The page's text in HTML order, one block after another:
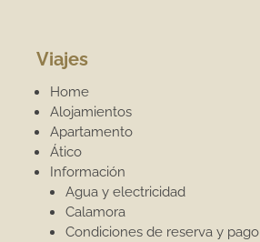
Viajes
Home
Alojamientos
Apartamento
Ático
Información
Agua y electricidad
Calamora
Condiciones de reserva y pago